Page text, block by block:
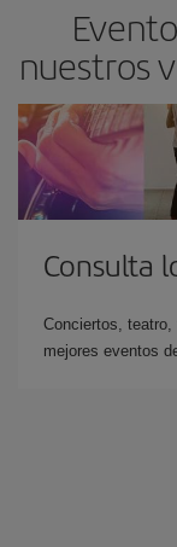
nuestros
Consulta
Conciertos,
mejores eventos